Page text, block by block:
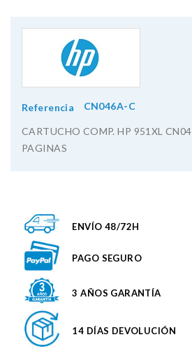
Referencia CN046A-C
CARTUCHO COMP. HP 951XL
PAGINAS
ENVÍO 48/72H
PAGO SEGURO
3 AÑOS GARANTÍA
14 DÍAS DEVOLUCIÓN